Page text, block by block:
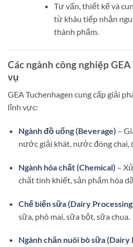
Tư vấn, thiết kế và
từ khâu tiếp nhận
thành phẩm.
Các ngành công nghiệp
vụ
GEA Tuchenhagen cung cấp giải
lĩnh vực:
Ngành đồ uống (Beverage) –
nước giải khát, nước đóng chai,
Ngành hóa chất (Chemical) –
chất tinh khiết, sản phẩm hóa
Chế biến sữa (Dairy
sữa, phô mai, sữa bột, sữa chua.
Ngành chăn nuôi bò sữa (Dairy